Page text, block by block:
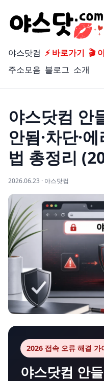
야스닷컴 ⚡ 바로가기 🎬
주소모음 블로그 소개
야스닷컴 안
안됨·차단·
법 총정리
2026.06.23 · 야스닷컴
2026 접속 오류 해결 가
야스닷컴 안